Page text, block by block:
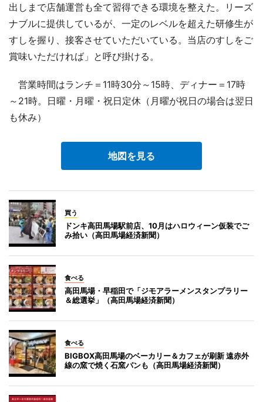
出しまで店舗運営も全て習得できる環境を整えた。リーズ
ナブルに提供しているが、一定のレベルを超えた研修生が
すしを握り、接客させていただいている。当店のすしをご
賞味いただければ」と呼び掛ける。
営業時間はランチ＝11時30分～15時、ディナー＝17時
～21時。日曜・月曜・祝日定休（月曜が祝日の場合は翌日
も休み）
地図を見る
買う
ドンキ高田馬場駅前店、10月はハロウィーン仮装でご
み拾い（高田馬場経済新聞）
食べる
高田馬場・早稲田で「ジモアラーメンスタンプラリー
＆総選挙」（高田馬場経済新聞）
食べる
BIGBOX高田馬場のベーカリー＆カフェが刷新 遠赤外
線の窯で焼く石窯パンも（高田馬場経済新聞）